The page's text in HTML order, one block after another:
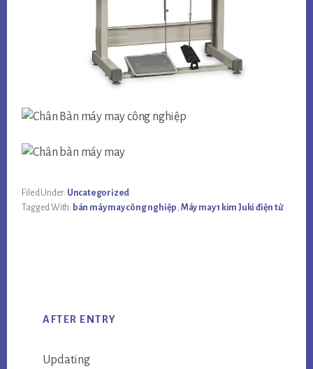
Filed Under: Uncategorized
Tagged With: bán máy may công nghiệp, Máy may 1 kim Juki điện tử
AFTER ENTRY
Updating